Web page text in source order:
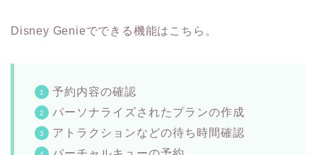
Disney Genieでできる機能はこちら。
予約内容の確認
パーソナライズされたプランの作成
アトラクションなどの待ち時間確認